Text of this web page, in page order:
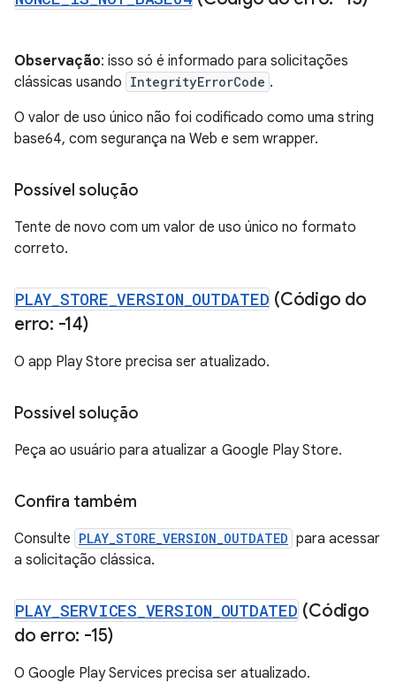
Observação: isso só é informado para solicitações
clássicas usando IntegrityErrorCode .
O valor de uso único não foi codificado como uma string
base64, com segurança na Web e sem wrapper.
Possível solução
Tente de novo com um valor de uso único no formato
correto.
PLAY STORE _VERSION OUTDATED (Código do
erro: -14)
O app Play Store precisa ser atualizado.
Possível solução
Peça ao usuário para atualizar a Google Play Store.
Confira também
Consulte PLAY_STORE_VERSION_OUTDATED para acessar
a solicitação clássica.
PLAY SERVICES VERSION OUTDATED (Código
do erro: -15)
O Google Play Services precisa ser atualizado.